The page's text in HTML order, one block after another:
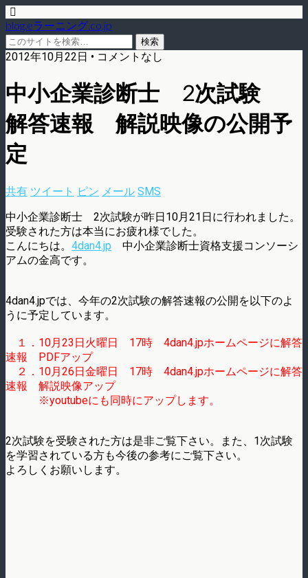
blog.eラーニング.co.jp
2012年10月22日 • コメントなし
中小企業診断士 2次試験
解答速報 解説映像の公開予
定
共有 ツイート ピン メール SMS
中小企業診断士 2次試験が昨日10月21日に行われました。
受験された方は本当にお疲れ様でした。
こんにちは。 4dan4.jp 中小企業診断士資格支援コンソーシ
アムの金高です。
4dan4.jpでは、今年の2次試験の解答速報の公開を以下のよ
うに予定しています。
１．10月23日火曜日 17時 4dan4.jpホームページに解答
速報 PDFアップ
２．10月26日金曜日 17時 4dan4.jpホームページに解答
速報 解説映像アップ
※youtubeにも同時にアップします。
2次試験を受験された方は是非ご覧下さい。また、1次試験
を学習されている方も今後の参考にご覧下さい。
よろしくお願いします。